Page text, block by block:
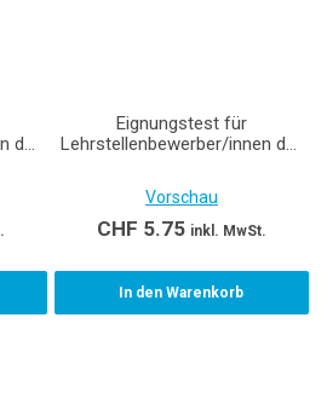
der
-
Eignungstest für
Lehrstellenbewerber/innen der
Lüftungsanlagenpraktiker/-in
EBA und
Lüftungsanlagenbauer/-in EFZ
Vorschau
CHF 5.75 inkl. MwSt.
In den Warenkorb